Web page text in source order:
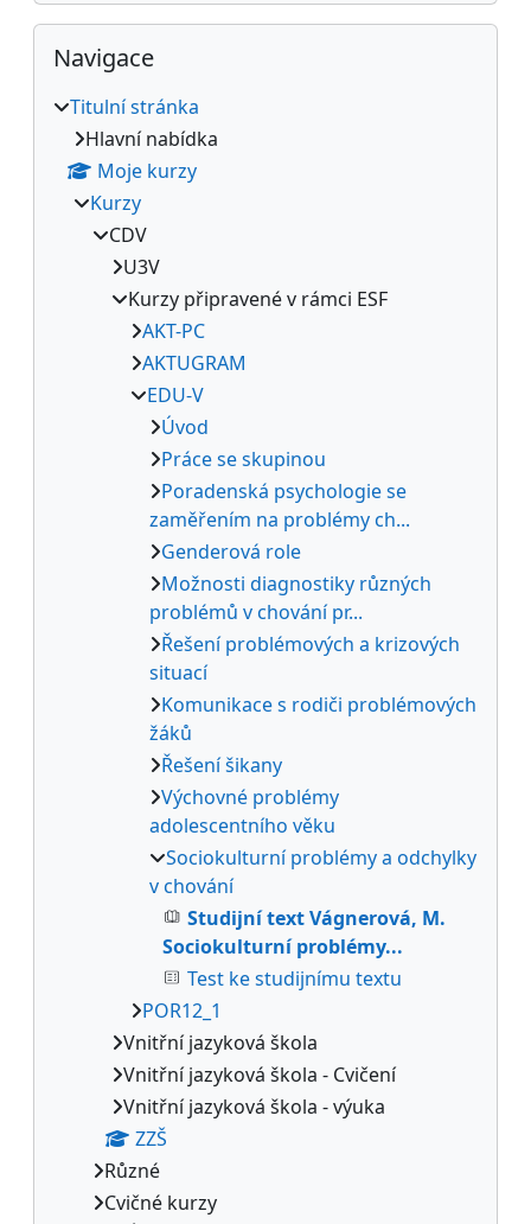
Přeskočit: Navigace
Navigace
Titulní stránka
Hlavní nabídka
Moje kurzy
Kurzy
CDV
U3V
Kurzy připravené v rámci ESF
AKT-PC
AKTUGRAM
EDU-V
Úvod
Práce se skupinou
Poradenská psychologie se
zaměřením na problémy ch...
Genderová role
Možnosti diagnostiky různých
problémů v chování pr...
Řešení problémových a krizových
situací
Komunikace s rodiči problémových
žáků
Řešení šikany
Výchovné problémy
adolescentního věku
Sociokulturní problémy a odchylky
v chování
Studijní text Vágnerová, M.
Sociokulturní problémy...
Test ke studijnímu textu
POR12_1
Vnitřní jazyková škola
Vnitřní jazyková škola - Cvičení
Vnitřní jazyková škola - výuka
ZZŠ
Různé
Cvičné kurzy